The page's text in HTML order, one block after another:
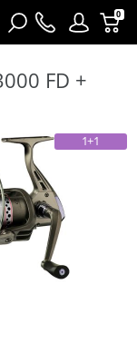
0
FD +
1+1